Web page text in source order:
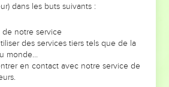
on voit moins les doutes, les erreurs
qu'ils ont traversés, alors même que ce
qui les ont façonnés.
leaders, entrepreneurs, et responsables
dans les buts suivants :
de notre service
des services tiers tels que de la
monde…
en contact avec notre service de